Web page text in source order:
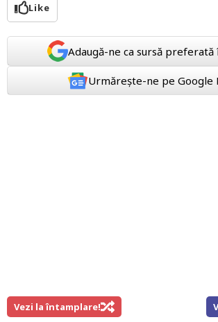
Like
Adaugă-ne ca sursă preferată
Urmărește-ne pe Google
Vezi la întamplare!